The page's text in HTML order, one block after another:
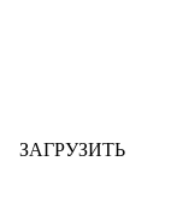
ЗАГРУЗИТЬ